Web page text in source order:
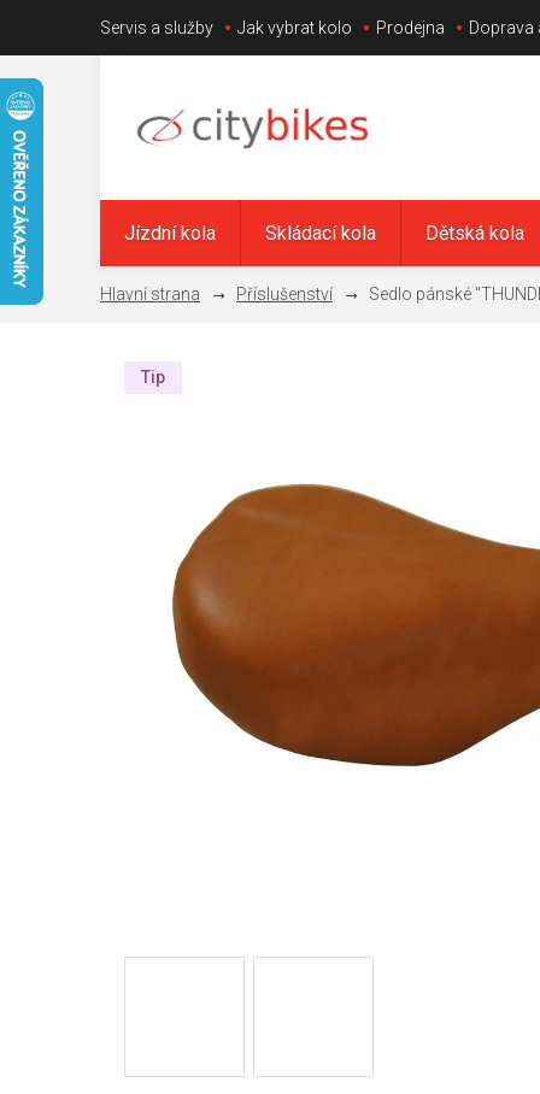
obsah
Servis a služby Jak vybrat kolo Prodejna Doprava
Jízdní kola Skládací kola Dětská kola
Příslušenství Sedlo pánské
Tip